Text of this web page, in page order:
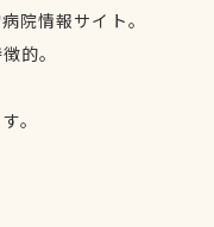
院情報サイト。
的。
。